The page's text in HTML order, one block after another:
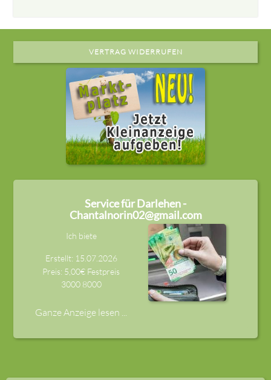
VERTRAG WIDERRUFEN
Service für Darlehen -
Chantalnorin02@gmail.com
Ich biete
Erstellt: 15.07.2026
Preis: 5,00€ Festpreis
3000 8000
Ganze Anzeige lesen ...